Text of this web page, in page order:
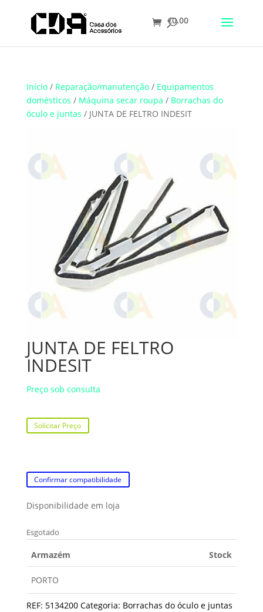
Translate
€0.00
Início/ Reparação/manutenção/ Equipamentos
domésticos / Máquina secar roupa / Borrachas do
óculo e juntas / JUNTA DE FELTRO INDESIT
JUNTA DE FELTRO
INDESIT
Preço sob consulta
Solicitar Preço
Confirmar compatibilidade
Disponibilidade em loja
Esgotado
Armazém Stock
PORTO
REF: 5134200 Categoria: Borrachas do óculo e juntas